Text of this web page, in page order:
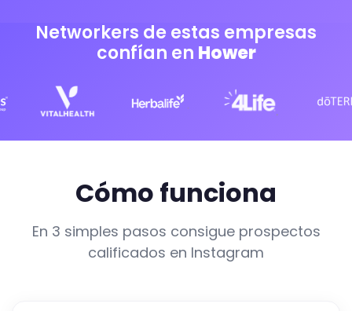
Networkers de estas empresas
confían en Hower
Cómo funciona
En 3 simples pasos consigue prospectos
calificados en Instagram